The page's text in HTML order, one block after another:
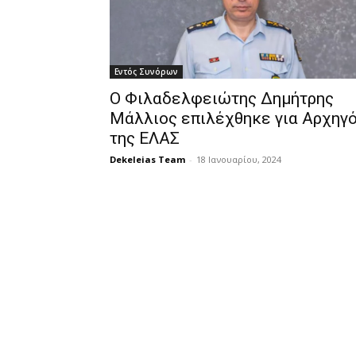
Εντός Συνόρων
Ο Φιλαδελφειώτης Δημήτρης
Μάλλιος επιλέχθηκε για
της ΕΛΑΣ
Dekeleias Team - 18 Ιανουαρίου, 2024